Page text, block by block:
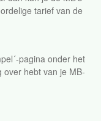
tarief van de
pagina onder het
over hebt van je MB-